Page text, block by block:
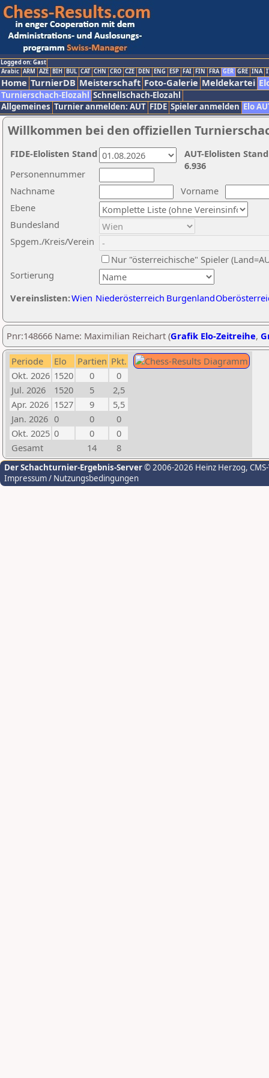
Logged on: Gast
Arabic ARM AZE BIH BUL CAT CHN CRO CZE DEN ENG ESP FAI FIN FRA GER GRE INA
Home TurnierDB Meisterschaft Foto-Galerie Meldekartei
Turnierschach-Elozahl Schnellschach-Elozahl
Allgemeines Turnier anmelden: AUT FIDE Spieler anmelden Elo
Willkommen bei den offiziellen
Nachname
Vorname
Ebene
Sortierung
Personennummer
Bundesland
Spgem./Kreis/Verein
Nur "österreichische" Spieler
Vereinslisten:Wien Niederösterreich Burgenland
AUT-Elolisten
6.936
FIDE-Elolisten Stand
Pnr:148666 Name: Maximilian Reichart (Grafik Elo-Zeitreihe,
Periode Elo Partien Pkt.
Okt. 2026 1520 0
0
Jul. 2026
1520 5
2,5
Apr. 2026 1527 9
5,5
Jan. 2026 0 0
0
Okt. 2025 0 0
0
Gesamt
14 8
Der Schachturnier-Ergebnis-Server© 2006-2026 Heinz Herzog,
Impressum / Nutzungsbedingungen